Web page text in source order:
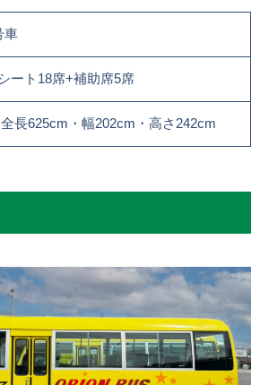
車
ート18席+補助席5席
長625cm・幅202cm・高さ242cm